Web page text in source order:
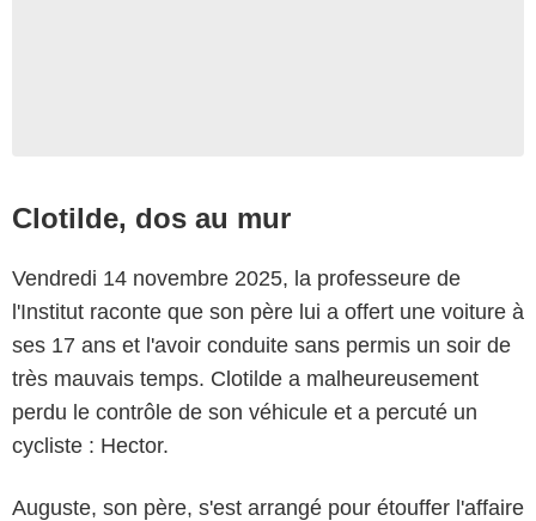
Clotilde, dos au mur
Vendredi 14 novembre 2025, la professeure de
l'Institut raconte que son père lui a offert une voiture à
ses 17 ans et l'avoir conduite sans permis un soir de
très mauvais temps. Clotilde a malheureusement
perdu le contrôle de son véhicule et a percuté un
cycliste : Hector.
Auguste, son père, s'est arrangé pour étouffer l'affaire